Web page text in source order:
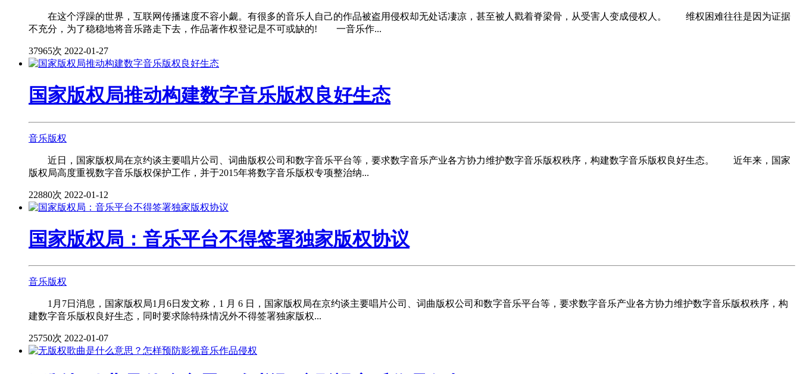
在这个浮躁的世界，互联网传播速度不容小觑。有很多的音乐人自己的作品被盗用侵权却无处话凄凉，甚至被人戳着脊梁骨，从受害人变成侵权人。 维权困难往往是因为证据
不充分，为了稳稳地将音乐路走下去，作品著作权登记是不可或缺的! 一音乐作...
37965次 2022-01-27
国家版权局推动构建数字音乐版权良好生态
音乐版权
近日，国家版权局在京约谈主要唱片公司、词曲版权公司和数字音乐平台等，要求数字音乐产业各方协力维护数字音乐版权秩序，构建数字音乐版权良好生态。 近年来，国家
版权局高度重视数字音乐版权保护工作，并于2015年将数字音乐版权专项整治纳...
22880次 2022-01-12
国家版权局：音乐平台不得签署独家版权协议
音乐版权
1月7日消息，国家版权局1月6日发文称，1 月 6 日，国家版权局在京约谈主要唱片公司、词曲版权公司和数字音乐平台等，要求数字音乐产业各方协力维护数字音乐版权秩序，构
建数字音乐版权良好生态，同时要求除特殊情况外不得签署独家版权...
25750次 2022-01-07